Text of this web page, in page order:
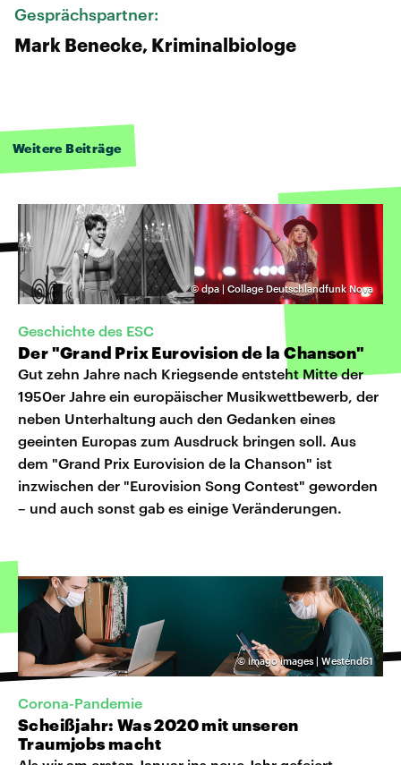
Gesprächspartner:
Mark Benecke, Kriminalbiologe
Weitere Beiträge
©dpa | Collage Deutschlandfunk Nova
Geschichte des ESC
Der "Grand Prix Eurovision de la Chanson"
Gut zehn Jahre nach Kriegsende entsteht Mitte der
1950er Jahre ein europäischer Musikwettbewerb, der
neben Unterhaltung auch den Gedanken eines
geeinten Europas zum Ausdruck bringen soll. Aus
dem "Grand Prix Eurovision de la Chanson" ist
inzwischen der "Eurovision Song Contest" geworden
– und auch sonst gab es einige Veränderungen.
© imago images | Westend61
Corona-Pandemie
Scheißjahr: Was 2020 mit unseren
Traumjobs macht